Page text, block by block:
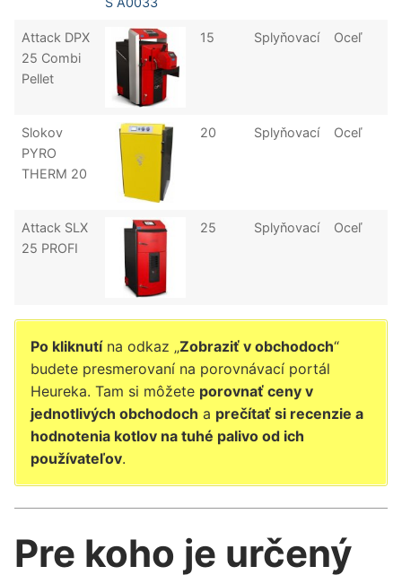
Attack DPX
25 Combi
Pellet
15 Splyňovací Oceľ
Slokov
PYRO
THERM 20
20 Splyňovací Oceľ
Attack SLX
25 PROFI
25 Splyňovací Oceľ
Po kliknutína odkaz „Zobraziť v obchodoch“
budete presmerovaní na porovnávací portál
Heureka. Tam si môžete porovnať ceny v
jednotlivých obchodoch a prečítať si recenzie a
hodnotenia kotlov na tuhé palivo od ich
používateľov.
Pre koho je určený